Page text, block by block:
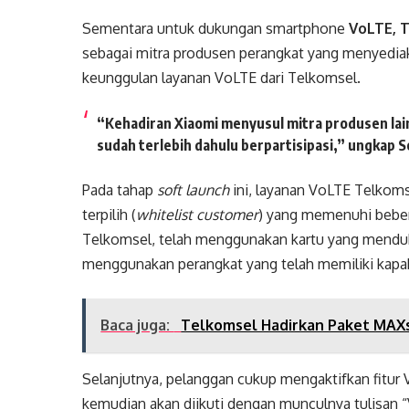
Sementara untuk dukungan smartphoneVoLTE,
sebagai mitra produsen perangkat yang
keunggulan layanan VoLTE dari Telkomsel.
“Kehadiran Xiaomi menyusul mitra produsen
sudah terlebih dahulu berpartisipasi,” ungkap
Pada tahap soft launch ini, layanan VoLTE
terpilih (whitelist customer) yang memenuhi
Telkomsel, telah menggunakan kartu yang
menggunakan perangkat yang telah memiliki
Baca juga: Telkomsel Hadirkan Paket
Selanjutnya, pelanggan cukup mengaktifkan fitur
kemudian akan diikuti dengan munculnya tulisan